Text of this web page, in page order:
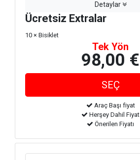
Detaylar
Ücretsiz Extralar
10 × Bisiklet
Tek Yön
98,00 €
Araç Başı fiyat
Herşey Dahil Fiyat
Önerilen Fiyatı